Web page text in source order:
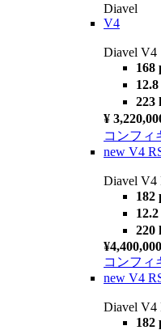
Diavel
V4
Diavel V4
168
223
¥
コンフィ
new V4
Diavel V4
182
220
¥4,400,000
コンフィ
new V4
Diavel V4
182